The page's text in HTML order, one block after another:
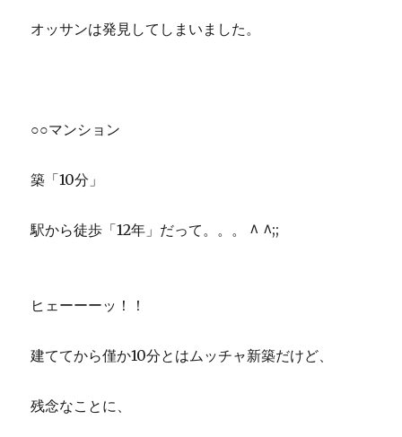
オッサンは発見してしまいました。
○○マンション
築「10分」
駅から徒歩「12年」だって。。。 ^ ^;;
ヒェーーーッ！！
建ててから僅か10分とはムッチャ新築だけど、
残念なことに、